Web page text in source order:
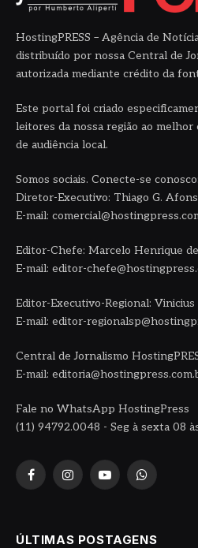
HostingPRESS – Agência de
distribuído por nossa Central de
autorizada mediante crédito da
Este portal foi criado
leitores da nossa região ao melhor
de audiência local.
Somos sociais. Conecte-se conosco:
Diretor-Executivo: Thiago G.
E-mail:
Editor-Chefe: Marcelo Henrique
E-mail: editor-
Editor-Executivo-Regional:
E-mail: editor-
Central de Jornalismo
E-mail:
Fale no WhatsApp HostingPress
(11) 94792.0048 - Seg à sexta 08
FacebookInstagramYouTubeWhatsApp
ÚLTIMAS POSTAGENS